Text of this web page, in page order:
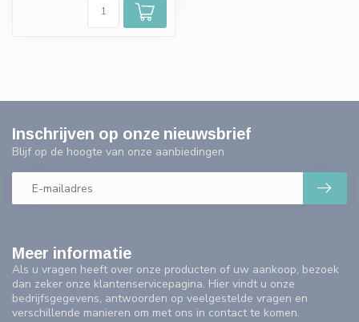
Meer informatie
Als u vragen heeft over onze producten of uw aankoop, bezoek
dan zeker onze klantenservicepagina. Hier vindt u onze
bedrijfsgegevens, antwoorden op veelgestelde vragen en
verschillende manieren om met ons in contact te komen.
Inschrijven op onze nieuwsbrief
Blijf op de hoogte van onze aanbiedingen